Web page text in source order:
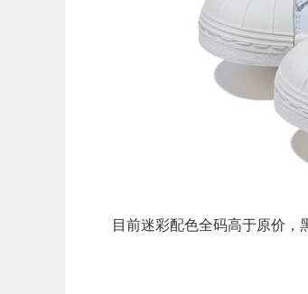
目前迷彩配色全码高于原价，